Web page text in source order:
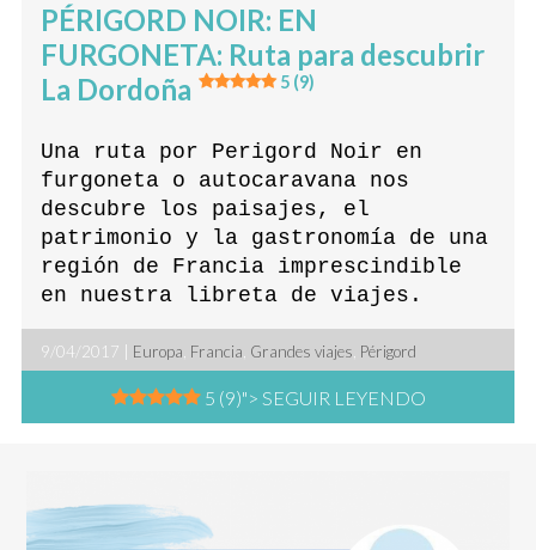
PÉRIGORD NOIR: EN
FURGONETA: Ruta para descubrir
La Dordoña
5 (9)
Una ruta por Perigord Noir en
furgoneta o autocaravana nos
descubre los paisajes, el
patrimonio y la gastronomía de una
región de Francia imprescindible
en nuestra libreta de viajes.
9/04/2017 | Europa Francia Grandes viajes Périgord
5 (9)"> SEGUIR LEYENDO